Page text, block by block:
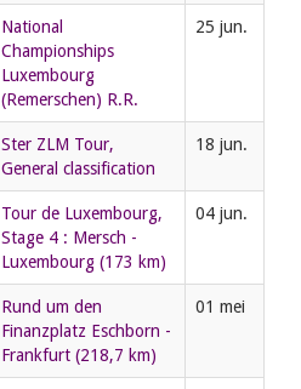
National
Championships
Luxembourg
(Remerschen) R.R.
25 jun.
Ster ZLM Tour,
General classification
18 jun.
Tour de Luxembourg,
Stage 4 : Mersch -
Luxembourg (173 km)
04 jun.
Rund um den
Finanzplatz Eschborn -
Frankfurt (218,7 km)
01 mei